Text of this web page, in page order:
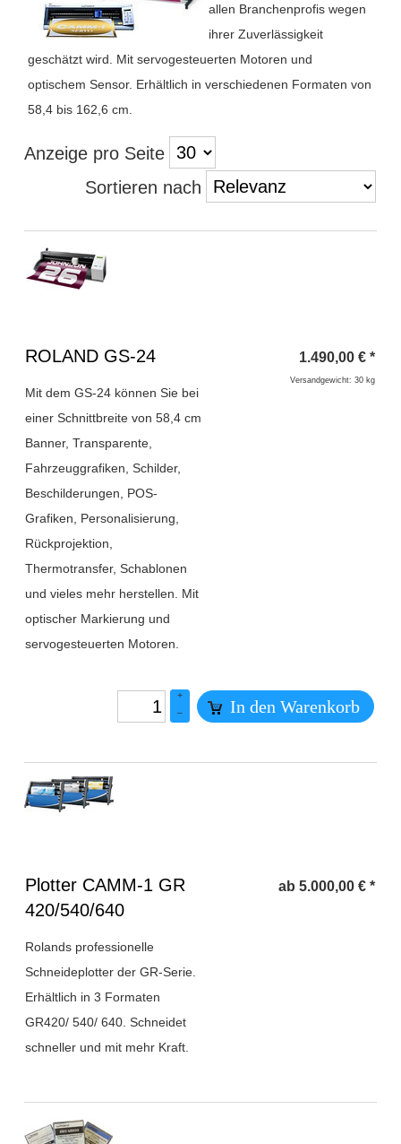
allen Branchenprofis wegen
ihrer Zuverlässigkeit
geschätzt wird. Mit servogesteuerten Motoren und
optischem Sensor. Erhältlich in verschiedenen Formaten von
58,4 bis 162,6 cm.
Anzeige pro Seite
Sortieren nach
Überschrift
ROLAND GS-24
Mit dem GS-24 können Sie bei
einer Schnittbreite von 58,4 cm
Banner, Transparente,
Fahrzeuggrafiken, Schilder,
Beschilderungen, POS-
Grafiken, Personalisierung,
Rückprojektion,
Thermotransfer, Schablonen
und vieles mehr herstellen. Mit
optischer Markierung und
servogesteuerten Motoren.
1.490,00 € *
Versandgewicht: 30 kg
+
–
In den Warenkorb
Überschrift
1
Plotter CAMM-1 GR
420/540/640
Rolands professionelle
Schneideplotter der GR-Serie.
Erhältlich in 3 Formaten
GR420/ 540/ 640. Schneidet
schneller und mit mehr Kraft.
ab 5.000,00 € *